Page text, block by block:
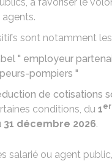
agents.
sont notamment
" employeur
pompiers "
de cotisations
conditions, du 1er
31 décembre 2026.
salarié ou agent